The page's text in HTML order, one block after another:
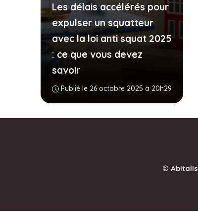
Les délais accélérés pour
expulser un squatteur
avec la loi anti squat 2025
: ce que vous devez
savoir
Publié le 26 octobre 2025 à 20h29
© Abitalis